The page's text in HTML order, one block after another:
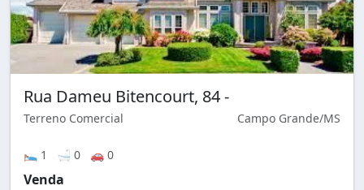
Rua Dameu Bitencourt, 84 -
Terreno Comercial Campo Grande/MS
🛌 1 🛁 0 🚗 0
Venda